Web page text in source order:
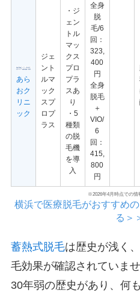
あら
おク
リニ
ック
ジェ
ント
ルマ
ック
スプ
ロプ
ラス
・ジ
ェン
トル
マッ
クス
プロ
プラ
スあ
り
・5
種類
の脱
毛機
を導
入
全身
脱
毛/6
回：
323,
400
円
全身
脱毛
＋
VIO/
6
回：
415,
800
円
※2026年4月時点での情
横浜で医療脱毛がおすすめ
る＞
蓄熱式脱毛は歴史が浅く
毛効果が確認されていま
30年弱の歴史があり、何